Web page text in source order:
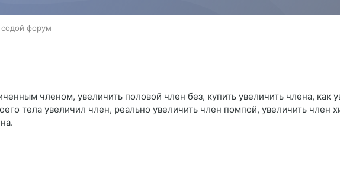
форум
членом, увеличить половой член без, купить увеличить члена, как
тела увеличил член, реально увеличить член помпой, увеличить член